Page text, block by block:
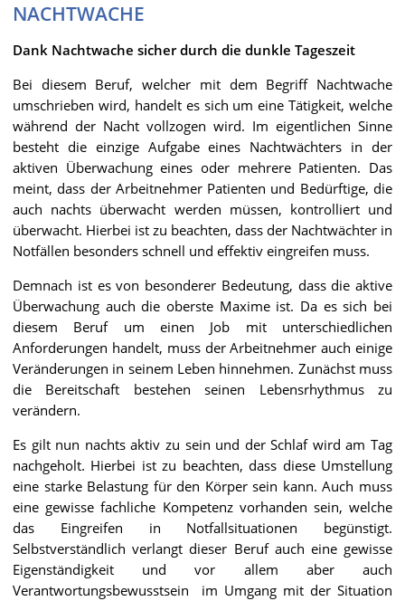
NACHTWACHE
Dank Nachtwache sicher durch die dunkle Tageszeit
Bei diesem Beruf, welcher mit dem Begriff Nachtwache
umschrieben wird, handelt es sich um eine Tätigkeit, welche
während der Nacht vollzogen wird. Im eigentlichen Sinne
besteht die einzige Aufgabe eines Nachtwächters in der
aktiven Überwachung eines oder mehrere Patienten. Das
meint, dass der Arbeitnehmer Patienten und Bedürftige, die
auch nachts überwacht werden müssen, kontrolliert und
überwacht. Hierbei ist zu beachten, dass der Nachtwächter in
Notfällen besonders schnell und effektiv eingreifen muss.
Demnach ist es von besonderer Bedeutung, dass die aktive
Überwachung auch die oberste Maxime ist. Da es sich bei
diesem Beruf um einen Job mit unterschiedlichen
Anforderungen handelt, muss der Arbeitnehmer auch einige
Veränderungen in seinem Leben hinnehmen. Zunächst muss
die Bereitschaft bestehen seinen Lebensrhythmus zu
verändern.
Es gilt nun nachts aktiv zu sein und der Schlaf wird am Tag
nachgeholt. Hierbei ist zu beachten, dass diese Umstellung
eine starke Belastung für den Körper sein kann. Auch muss
eine gewisse fachliche Kompetenz vorhanden sein, welche
das Eingreifen in Notfallsituationen begünstigt.
Selbstverständlich verlangt dieser Beruf auch eine gewisse
Eigenständigkeit und vor allem aber auch
Verantwortungsbewusstsein im Umgang mit der Situation